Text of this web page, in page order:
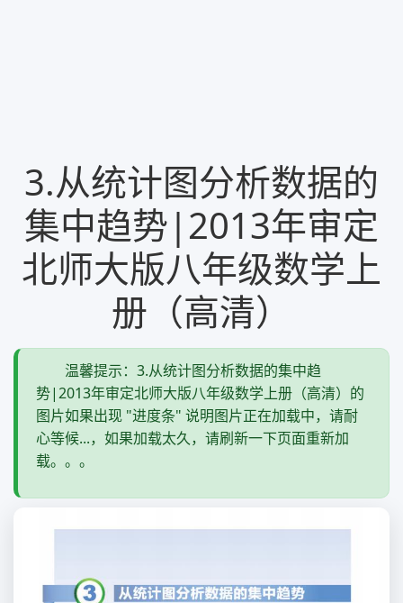
3.从统计图分析数据的
集中趋势|2013年审定
北师大版八年级数学上
册（高清）
温馨提示：3.从统计图分析数据的集中趋
势|2013年审定北师大版八年级数学上册（高清）的
图片如果出现 "进度条" 说明图片正在加载中，请耐
心等候...，如果加载太久，请刷新一下页面重新加
载。。。